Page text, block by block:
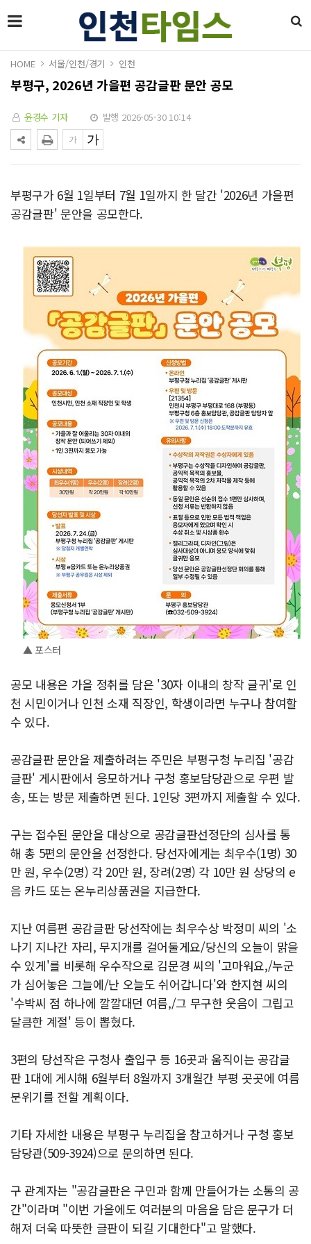
HOME 서울/인천/경기 인천
부평구, 2026년 가을편 공감글판 문안 공모
윤경수 기자 발행 2026-05-30 10:14
부평구가 6월 1일부터 7월 1일까지 한 달간 '2026년 가을편
공감글판' 문안을 공모한다.
▲ 포스터
공모 내용은 가을 정취를 담은 '30자 이내의 창작 글귀'로 인
천 시민이거나 인천 소재 직장인, 학생이라면 누구나 참여할
수 있다.
공감글판 문안을 제출하려는 주민은 부평구청 누리집 '공감
글판' 게시판에서 응모하거나 구청 홍보담당관으로 우편 발
송, 또는 방문 제출하면 된다. 1인당 3편까지 제출할 수 있다.
구는 접수된 문안을 대상으로 공감글판선정단의 심사를 통
해 총 5편의 문안을 선정한다. 당선자에게는 최우수(1명) 30
만 원, 우수(2명) 각 20만 원, 장려(2명) 각 10만 원 상당의 e
음 카드 또는 온누리상품권을 지급한다.
지난 여름편 공감글판 당선작에는 최우수상 박정미 씨의 '소
나기 지나간 자리, 무지개를 걸어둘게요/당신의 오늘이 맑을
수 있게'를 비롯해 우수작으로 김문경 씨의 '고마워요,/누군
가 심어놓은 그늘에/난 오늘도 쉬어갑니다'와 한지현 씨의
'수박씨 점 하나에 깔깔대던 여름,/그 무구한 웃음이 그립고
달큼한 계절' 등이 뽑혔다.
3편의 당선작은 구청사 출입구 등 16곳과 움직이는 공감글
판 1대에 게시해 6월부터 8월까지 3개월간 부평 곳곳에 여름
분위기를 전할 계획이다.
기타 자세한 내용은 부평구 누리집을 참고하거나 구청 홍보
담당관(509-3924)으로 문의하면 된다.
구 관계자는 "공감글판은 구민과 함께 만들어가는 소통의 공
간"이라며 "이번 가을에도 여러분의 마음을 담은 문구가 더
해져 더욱 따뜻한 글판이 되길 기대한다"고 말했다.